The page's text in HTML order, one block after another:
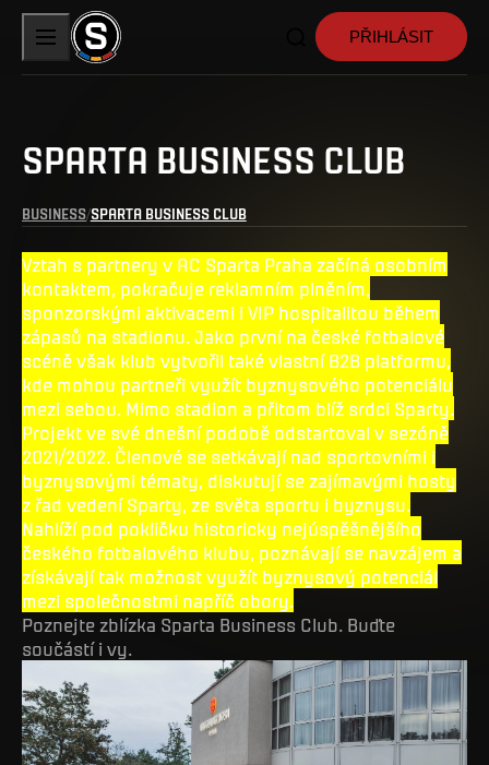
PŘIHLÁSIT
SPARTA BUSINESS CLUB
BUSINESS SPARTA BUSINESS CLUB
Vztah s partnery v AC Sparta Praha začíná osobním
kontaktem, pokračuje reklamním plněním,
sponzorskými aktivacemi i VIP hospitalitou během
zápasů na stadionu. Jako první na české fotbalové
scéně však klub vytvořil také vlastní B2B platformu,
kde mohou partneři využít byznysového potenciálu
mezi sebou. Mimo stadion a přitom blíž srdci Sparty.
Projekt ve své dnešní podobě odstartoval v sezóně
2021/2022. Členové se setkávají nad sportovními i
byznysovými tématy, diskutují se zajímavými hosty
z řad vedení Sparty, ze světa sportu i byznysu.
Nahlíží pod pokličku historicky nejúspěšnějšího
českého fotbalového klubu, poznávají se navzájem a
získávají tak možnost využít byznysový potenciál
mezi společnostmi napříč obory.
Poznejte zblízka Sparta Business Club. Buďte
součástí i vy.